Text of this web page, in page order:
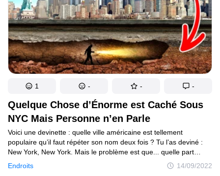
la chamade. Tes jambes tremblent. Pourtant, tu restes immobile
et n’essaies pas de t’enfuir comme les autres.
Quelque Chose d’Énorme est Caché Sous
NYC Mais Personne n’en Parle
Endroits 14/09/2022
Voici une devinette : quelle ville américaine est tellement
populaire qu’il faut répéter son nom deux fois ? Tu l’as deviné :
New York, New York. Mais le problème est que... quelle part
de New York connaissons-nous vraiment ? Je parle de la ville qui
se trouve sous la ville. Tu oserais me rejoindre pour une visite
1 - - -